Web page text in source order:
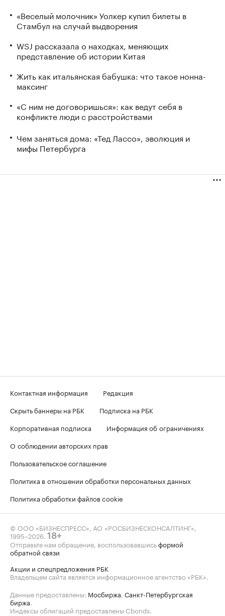
«Веселый молочник» Уолкер купил билеты в
Стамбул на случай выдворения
WSJ рассказала о находках, меняющих
представление об истории Китая
Жить как итальянская бабушка: что такое нонна-
максинг
«С ним не договоришься»: как ведут себя в
конфликте люди с расстройствами
Чем заняться дома: «Тед Лассо», эволюция и
мифы Петербурга
Контактная информация
Редакция
Скрыть баннеры на РБК
Подписка на РБК
Корпоративная подписка
Информация об ограничениях
О соблюдении авторских прав
Пользовательское соглашение
Политика в отношении обработки персональных данных
Политика обработки файлов cookie
© ООО «БИЗНЕСПРЕСС», АО «РОСБИЗНЕСКОНСАЛТИНГ»,
1995–2026. 18+
Отправьте нам обращение, воспользовавшисьформой
обратной связи
Акции и спецпредложения РБК
Владельцем сайта является информационное агентство «РБК».
Данные предоставлены: Мосбиржа, Санкт-Петербургская
биржа.
Индексы облигаций предоставлены Cbonds.